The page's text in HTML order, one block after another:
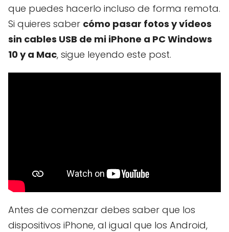
que puedes hacerlo incluso de forma remota.
Si quieres saber cómo pasar fotos y vídeos
sin cables USB de mi iPhone a PC Windows
10 y a Mac, sigue leyendo este post.
Antes de comenzar debes saber que los
dispositivos iPhone, al igual que los Android,